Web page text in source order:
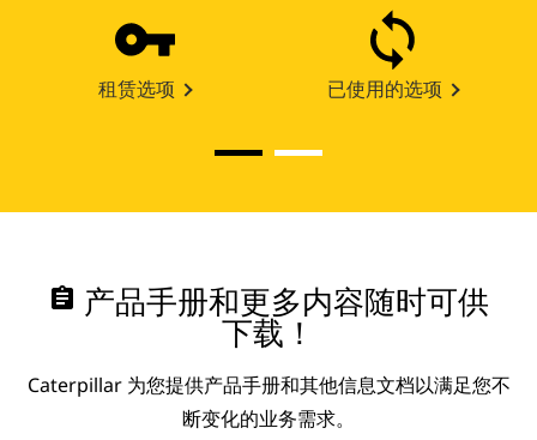
租赁选项 已使用的选项
assignment 产品手册和更多内容随时可供
下载！
Caterpillar 为您提供产品手册和其他信息文档以满足您不
断变化的业务需求。